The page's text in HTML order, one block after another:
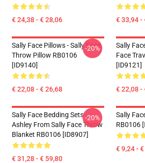
€ 24,38 - € 28,06 € 33,94 -
Sally Face Pillows - Sally Face.
Throw Pillow RB0106
[ID9140]
€ 22,08 - € 26,68
-20%
Sally
Face
[ID9121]
€ 22,08 -
Sally Face Bedding Sets -
Ashley From Sally Face Throw
Blanket RB0106 [ID8907]
€ 31,28 - € 59,80
-20%
Sally
RB0106
€ 9,24 -